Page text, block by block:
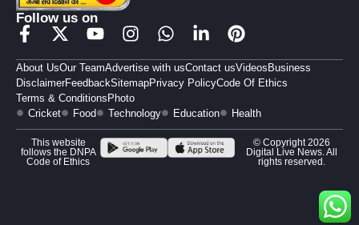
Follow us on
About UsOur TeamAdvertise with usContact usVideos Business
DisclaimerFeedbackSitemapPrivacy PolicyCode Of Ethics
Terms & Conditions Photo
Cricket
Food Technology Education Health
This website
follows the DNPA
Code of Ethics
© Copyright 2026
Digital Live News. All
rights reserved.